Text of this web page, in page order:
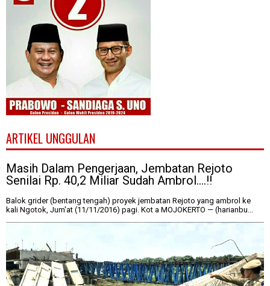
ARTIKEL UNGGULAN
Masih Dalam Pengerjaan, Jembatan Rejoto
Senilai Rp. 40,2 Miliar Sudah Ambrol....!!
Balok grider (bentang tengah) proyek jembatan Rejoto yang ambrol ke
kali Ngotok, Jum'at (11/11/2016) pagi. Kot a MOJOKERTO — (harianbu...